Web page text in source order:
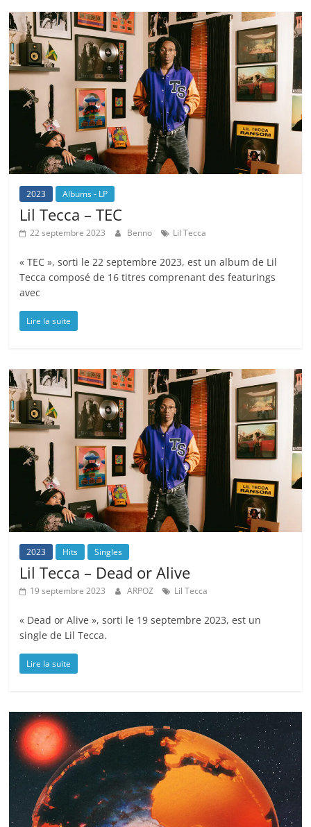
2023 Albums - LP
Lil Tecca – TEC
22 septembre 2023 Benno Lil Tecca
« TEC », sorti le 22 septembre 2023, est un album de Lil
Tecca composé de 16 titres comprenant des featurings
avec
Lire la suite
2023 Hits Singles
Lil Tecca – Dead or Alive
19 septembre 2023 ARPOZ Lil Tecca
« Dead or Alive », sorti le 19 septembre 2023, est un
single de Lil Tecca.
Lire la suite